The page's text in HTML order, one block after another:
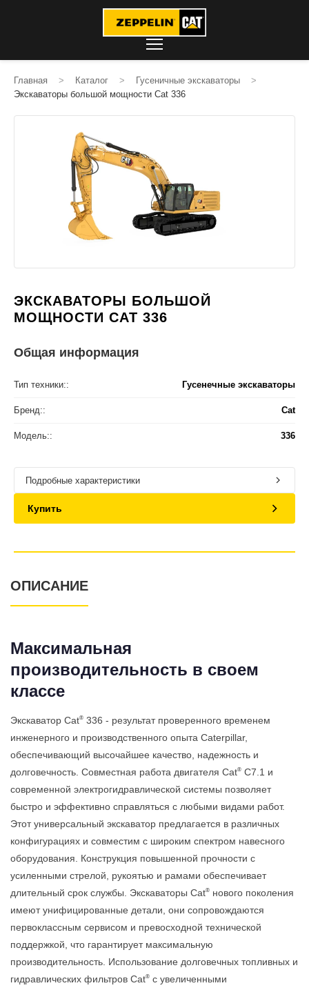
Главная > Каталог > Гусеничные экскаваторы
>
Экскаваторы большой мощности Cat 336
ЭКСКАВАТОРЫ БОЛЬШОЙ
МОЩНОСТИ CAT 336
Общая информация
Тип техники:: Гусенечные экскаваторы
Бренд:: Cat
Модель:: 336
Подробные характеристики
Купить
ОПИСАНИЕ
Максимальная
производительность в своем
классе
Экскаватор Cat® 336 - результат проверенного временем
инженерного и производственного опыта Caterpillar,
обеспечивающий высочайшее качество, надежность и
долговечность. Совместная работа двигателя Cat® C7.1 и
современной электрогидравлической системы позволяет
быстро и эффективно справляться с любыми видами работ.
Этот универсальный экскаватор предлагается в различных
конфигурациях и совместим с широким спектром навесного
оборудования. Конструкция повышенной прочности с
усиленными стрелой, рукоятью и рамами обеспечивает
длительный срок службы. Экскаваторы Cat® нового поколения
имеют унифицированные детали, они сопровождаются
первоклассным сервисом и превосходной технической
поддержкой, что гарантирует максимальную
производительность. Использование долговечных топливных и
гидравлических фильтров Cat® с увеличенными